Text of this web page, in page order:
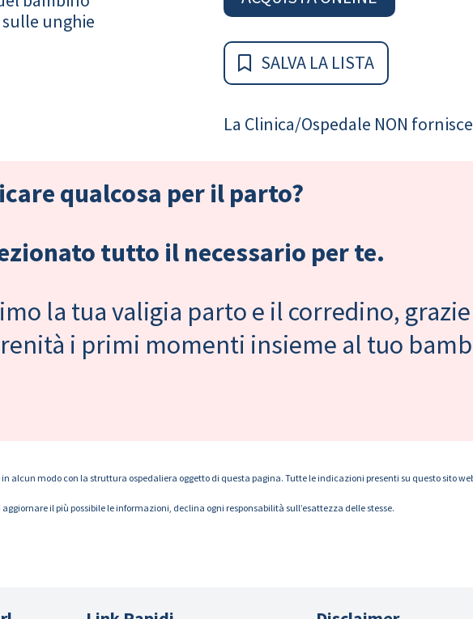
unghie
SALVA LA LISTA
La Clinica/Ospedale NON
qualcosa per il parto?
tutto il necessario per te.
la tua valigia parto e il corredino,
i primi momenti insieme al tuo
alcun modo con la struttura ospedaliera oggetto di questa pagina. Tutte le indicazioni presenti su questo sito
il più possibile le informazioni, declina ogni responsabilità sull’esattezza delle stesse.